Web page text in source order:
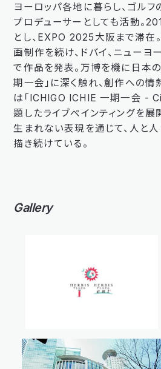
ヨーロッパ各地に暮らし、ゴルフ
プロデューサーとしても活動。
とし、EXPO 2025大阪まで滞在
画制作を続け、ドバイ、ニューヨ
で作品を発表。万博を機に日本の
期一会」に深く触れ、創作への情
は「ICHIGO ICHIE 一期一会 -
題したライブペインティングを展
生まれない表現を通じて、人と
描き続けている。
Gallery